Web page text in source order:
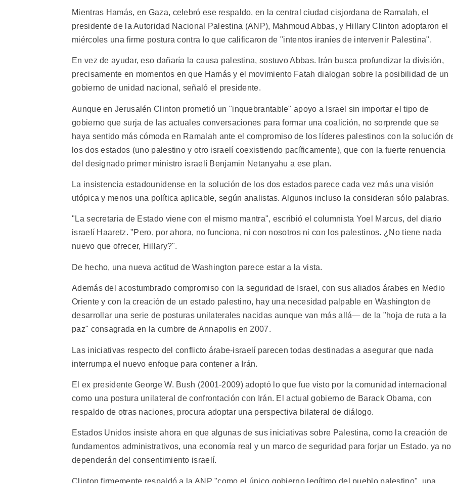
Mientras Hamás, en Gaza, celebró ese respaldo, en la central ciudad cisjordana de Ramalah, el
presidente de la Autoridad Nacional Palestina (ANP), Mahmoud Abbas, y Hillary Clinton adoptaron el
miércoles una firme postura contra lo que calificaron de "intentos iraníes de intervenir Palestina".
En vez de ayudar, eso dañaría la causa palestina, sostuvo Abbas. Irán busca profundizar la división,
precisamente en momentos en que Hamás y el movimiento Fatah dialogan sobre la posibilidad de un
gobierno de unidad nacional, señaló el presidente.
Aunque en Jerusalén Clinton prometió un "inquebrantable" apoyo a Israel sin importar el tipo de
gobierno que surja de las actuales conversaciones para formar una coalición, no sorprende que se
haya sentido más cómoda en Ramalah ante el compromiso de los líderes palestinos con la solución
los dos estados (uno palestino y otro israelí coexistiendo pacíficamente), que con la fuerte renuencia
del designado primer ministro israelí Benjamin Netanyahu a ese plan.
La insistencia estadounidense en la solución de los dos estados parece cada vez más una visión
utópica y menos una política aplicable, según analistas. Algunos incluso la consideran sólo palabras.
"La secretaria de Estado viene con el mismo mantra", escribió el columnista Yoel Marcus, del diario
israelí Haaretz. "Pero, por ahora, no funciona, ni con nosotros ni con los palestinos. ¿No tiene nada
nuevo que ofrecer, Hillary?".
De hecho, una nueva actitud de Washington parece estar a la vista.
Además del acostumbrado compromiso con la seguridad de Israel, con sus aliados árabes en Medio
Oriente y con la creación de un estado palestino, hay una necesidad palpable en Washington de
desarrollar una serie de posturas unilaterales nacidas aunque van más allá— de la "hoja de ruta a la
paz" consagrada en la cumbre de Annapolis en 2007.
Las iniciativas respecto del conflicto árabe-israelí parecen todas destinadas a asegurar que nada
interrumpa el nuevo enfoque para contener a Irán.
El ex presidente George W. Bush (2001-2009) adoptó lo que fue visto por la comunidad internacional
como una postura unilateral de confrontación con Irán. El actual gobierno de Barack Obama, con
respaldo de otras naciones, procura adoptar una perspectiva bilateral de diálogo.
Estados Unidos insiste ahora en que algunas de sus iniciativas sobre Palestina, como la creación de
fundamentos administrativos, una economía real y un marco de seguridad para forjar un Estado, ya no
dependerán del consentimiento israelí.
Clinton firmemente respaldó a la ANP "como el único gobierno legítimo del pueblo palestino", una